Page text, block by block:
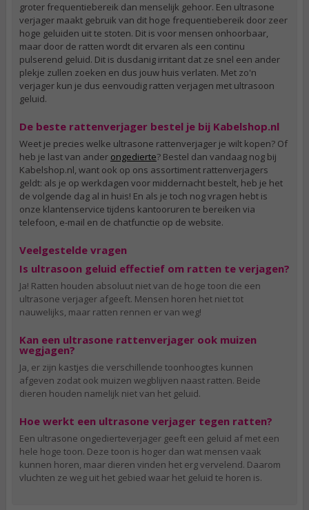
groter frequentiebereik dan menselijk gehoor. Een ultrasone
verjager maakt gebruik van dit hoge frequentiebereik door zeer
hoge geluiden uit te stoten. Dit is voor mensen onhoorbaar,
maar door de ratten wordt dit ervaren als een continu
pulserend geluid. Dit is dusdanig irritant dat ze snel een ander
plekje zullen zoeken en dus jouw huis verlaten. Met zo'n
verjager kun je dus eenvoudig ratten verjagen met ultrasoon
geluid.
De beste rattenverjager bestel je bij Kabelshop.nl
Weet je precies welke ultrasone rattenverjager je wilt kopen? Of
heb je last van ander ongedierte? Bestel dan vandaag nog bij
Kabelshop.nl, want ook op ons assortiment rattenverjagers
geldt: als je op werkdagen voor middernacht bestelt, heb je het
de volgende dag al in huis! En als je toch nog vragen hebt is
onze klantenservice tijdens kantooruren te bereiken via
telefoon, e-mail en de chatfunctie op de website.
Veelgestelde vragen
Is ultrasoon geluid effectief om ratten te verjagen?
Ja! Ratten houden absoluut niet van de hoge toon die een
ultrasone verjager afgeeft. Mensen horen het niet tot
nauwelijks, maar ratten rennen er van weg!
Kan een ultrasone rattenverjager ook muizen
wegjagen?
Ja, er zijn kastjes die verschillende toonhoogtes kunnen
afgeven zodat ook muizen wegblijven naast ratten. Beide
dieren houden namelijk niet van het geluid.
Hoe werkt een ultrasone verjager tegen ratten?
Een ultrasone ongedierteverjager geeft een geluid af met een
hele hoge toon. Deze toon is hoger dan wat mensen vaak
kunnen horen, maar dieren vinden het erg vervelend. Daarom
vluchten ze weg uit het gebied waar het geluid te horen is.